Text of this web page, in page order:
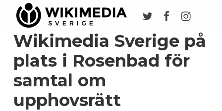
Wikimedia Sverige på
plats i Rosenbad för
samtal om
upphovsrätt